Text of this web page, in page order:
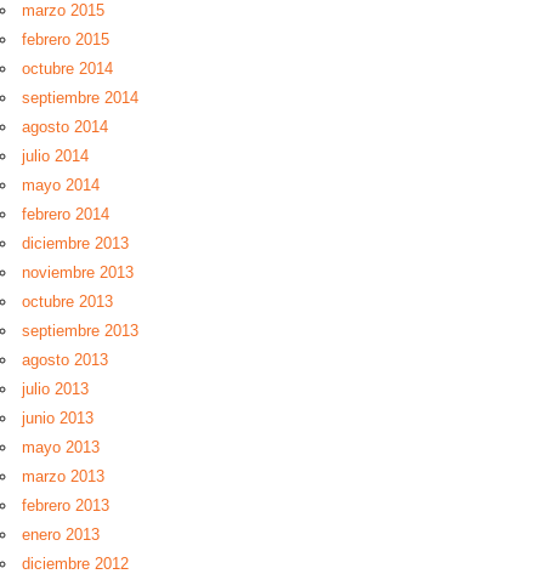
marzo 2015
febrero 2015
octubre 2014
septiembre 2014
agosto 2014
julio 2014
mayo 2014
febrero 2014
diciembre 2013
noviembre 2013
octubre 2013
septiembre 2013
agosto 2013
julio 2013
junio 2013
mayo 2013
marzo 2013
febrero 2013
enero 2013
diciembre 2012